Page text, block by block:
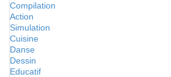
Compilation
Action
Simulation
Cuisine
Danse
Dessin
Educatif